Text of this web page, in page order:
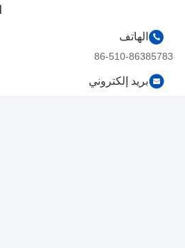
الهاتف
86-510-86385783
بريد إلكتروني